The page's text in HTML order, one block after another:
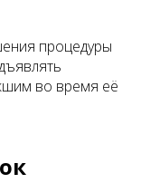
процедуры
во время её